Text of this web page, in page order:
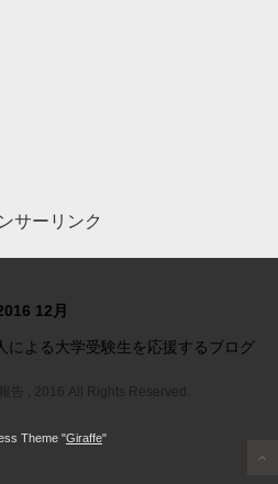
サーリンク
12月
による大学受験生を応援するブログ
告 , 2016 All Rights Reserved.
Theme "Giraffe"